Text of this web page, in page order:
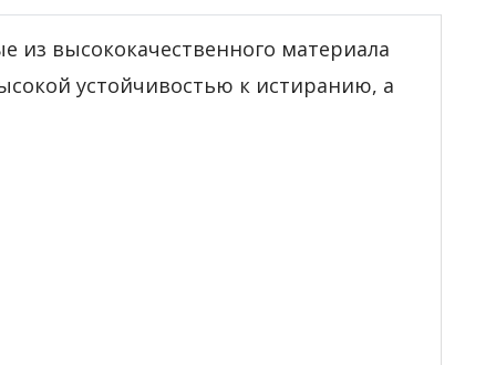
из высококачественного материала
устойчивостью к истиранию, а